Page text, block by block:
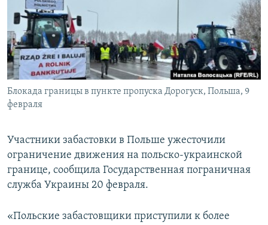
ПОБЕДИТЕЛЕЙ НЕ СУДЯТ?
КРЫМ.НЕПОКОРЕННЫЙ
ELIFBE
УКРАИНСКАЯ ПРОБЛЕМА КРЫМА
ПРИСОЕДИНЯЙТЕСЬ!
Все сайты RFE/RL
Блокада границы в пункте пропуска Дорогуск, Польша, 9
февраля
Участники забастовки в Польше ужесточили
ограничение движения на польско-украинской
границе, сообщила Государственная пограничная
служба Украины 20 февраля.
«Польские забастовщики приступили к более